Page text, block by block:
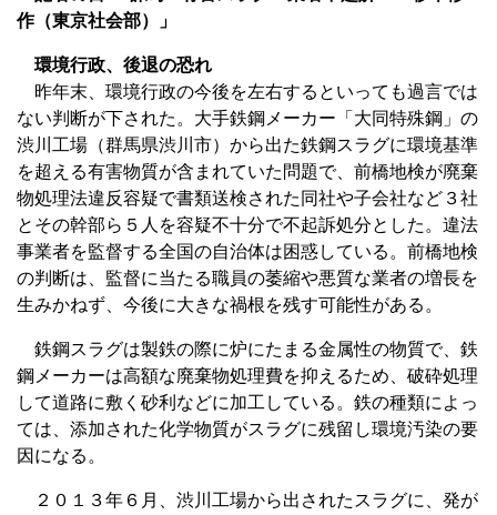
作（東京社会部）」
環境行政、後退の恐れ
昨年末、環境行政の今後を左右するといっても過言では
ない判断が下された。大手鉄鋼メーカー「大同特殊鋼」の
渋川工場（群馬県渋川市）から出た鉄鋼スラグに環境基準
を超える有害物質が含まれていた問題で、前橋地検が廃棄
物処理法違反容疑で書類送検された同社や子会社など３社
とその幹部ら５人を容疑不十分で不起訴処分とした。違法
事業者を監督する全国の自治体は困惑している。前橋地検
の判断は、監督に当たる職員の萎縮や悪質な業者の増長を
生みかねず、今後に大きな禍根を残す可能性がある。
鉄鋼スラグは製鉄の際に炉にたまる金属性の物質で、鉄
鋼メーカーは高額な廃棄物処理費を抑えるため、破砕処理
して道路に敷く砂利などに加工している。鉄の種類によっ
ては、添加された化学物質がスラグに残留し環境汚染の要
因になる。
２０１３年６月、渋川工場から出されたスラグに、発が